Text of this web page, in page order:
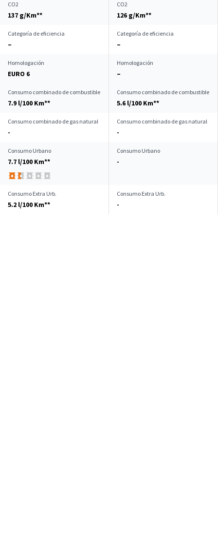
CO2
137 g/Km**
CO2
126 g/Km**
Categoría de eficiencia
–
Categoría de eficiencia
–
Homologación
EURO 6
Homologación
–
Consumo combinado de combustible
7.9 l/100 Km**
Consumo combinado de combustible
5.6 l/100 Km**
Consumo combinado de gas natural
-
Consumo combinado de gas natural
-
Consumo Urbano
7.7 l/100 Km**
Consumo Urbano
-
Consumo Extra Urb.
5.2 l/100 Km**
Consumo Extra Urb.
-